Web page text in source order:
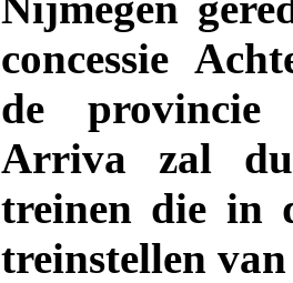
concessie
de provincie
Arriva zal
treinen die in
treinstellen